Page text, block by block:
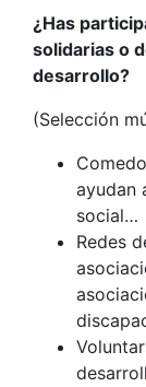
¿Has
solidarias o
desarrollo?
(Selección
ayudan
social…
Redes